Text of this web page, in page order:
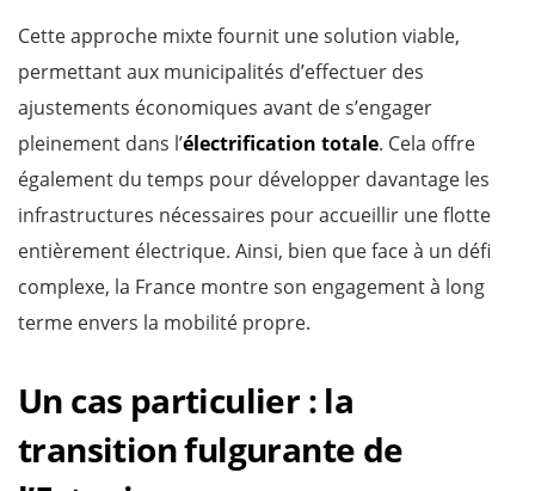
Cette approche mixte fournit une solution viable,
permettant aux municipalités d’effectuer des
ajustements économiques avant de s’engager
pleinement dans l’électrification totale. Cela offre
également du temps pour développer davantage les
infrastructures nécessaires pour accueillir une flotte
entièrement électrique. Ainsi, bien que face à un défi
complexe, la France montre son engagement à long
terme envers la mobilité propre.
Un cas particulier : la
transition fulgurante de